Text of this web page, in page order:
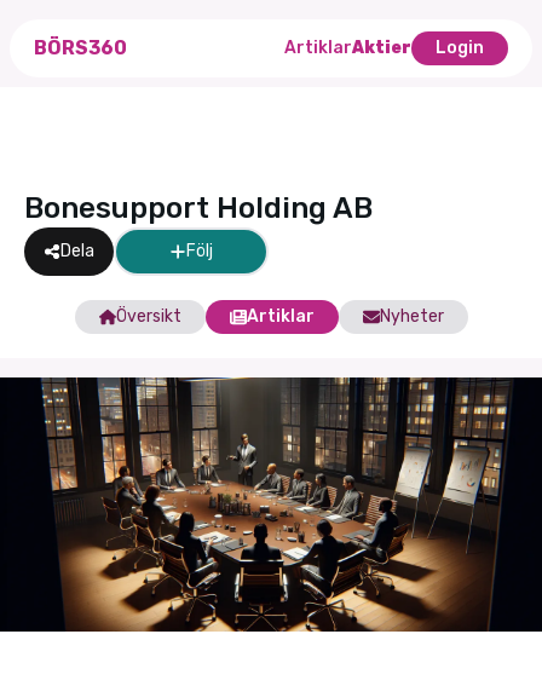
BÖRS360 ArtiklarAktier Login
Bonesupport Holding AB
Dela Följ
Översikt Artiklar Nyheter